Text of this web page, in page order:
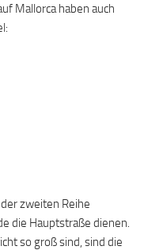
Mallorca haben auch
zweiten Reihe
die Hauptstraße dienen.
so groß sind, sind die